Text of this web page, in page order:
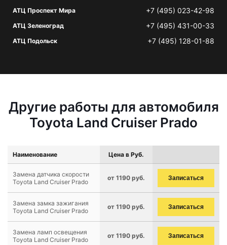
АТЦ Проспект Мира +7 (495) 023-42-98
АТЦ Зеленоград +7 (495) 431-00-33
АТЦ Подольск +7 (495) 128-01-88
Другие работы для автомобиля
Toyota Land Cruiser Prado
Наименование Цена в Руб.
Замена датчика скорости
Toyota Land Cruiser Prado
от 1190 руб. Записаться
Замена замка зажигания
Toyota Land Cruiser Prado
от 1190 руб. Записаться
Замена ламп освещения
Toyota Land Cruiser Prado
от 1190 руб. Записаться